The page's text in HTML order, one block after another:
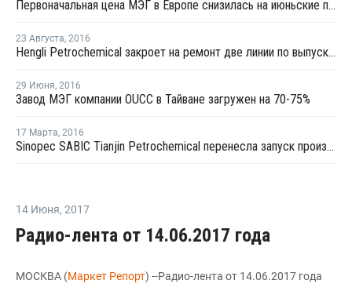
Первоначальная цена МЭГ в Европе снизилась на июньские поставки на EUR10 за тонну
23 Августа, 2016
Hengli Petrochemical закроет на ремонт две линии по выпуску ТФК в сентябре-октябре
29 Июня, 2016
Завод МЭГ компании OUCC в Тайване загружен на 70-75%
17 Марта, 2016
Sinopec SABIC Tianjin Petrochemical перенесла запуск производства МЭГ на 20 марта
14 Июня, 2017
Радио-лента от 14.06.2017 года
МОСКВА (Маркет Репорт) --Радио-лента от 14.06.2017 года